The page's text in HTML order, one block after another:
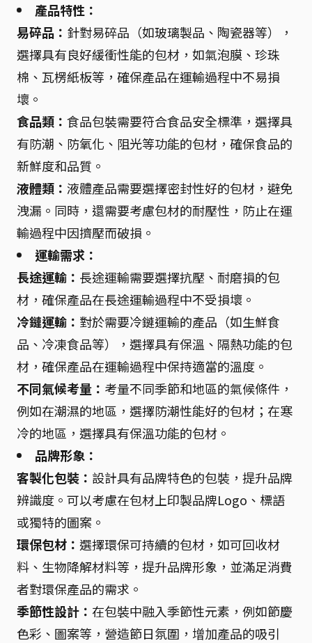
產品特性：
易碎品： 針對易碎品（如玻璃製品、陶瓷器等），
選擇具有良好緩衝性能的包材，如氣泡膜、珍珠
棉、瓦楞紙板等，確保產品在運輸過程中不易損
壞。
食品類： 食品包裝需要符合食品安全標準，選擇具
有防潮、防氧化、阻光等功能的包材，確保食品的
新鮮度和品質。
液體類： 液體產品需要選擇密封性好的包材，避免
洩漏。同時，還需要考慮包材的耐壓性，防止在運
輸過程中因擠壓而破損。
運輸需求：
長途運輸： 長途運輸需要選擇抗壓、耐磨損的包
材，確保產品在長途運輸過程中不受損壞。
冷鏈運輸： 對於需要冷鏈運輸的產品（如生鮮食
品、冷凍食品等），選擇具有保溫、隔熱功能的包
材，確保產品在運輸過程中保持適當的溫度。
不同氣候考量： 考量不同季節和地區的氣候條件，
例如在潮濕的地區，選擇防潮性能好的包材；在寒
冷的地區，選擇具有保溫功能的包材。
品牌形象：
客製化包裝： 設計具有品牌特色的包裝，提升品牌
辨識度。可以考慮在包材上印製品牌Logo、標語
或獨特的圖案。
環保包材： 選擇環保可持續的包材，如可回收材
料、生物降解材料等，提升品牌形象，並滿足消費
者對環保產品的需求。
季節性設計： 在包裝中融入季節性元素，例如節慶
色彩、圖案等，營造節日氛圍，增加產品的吸引